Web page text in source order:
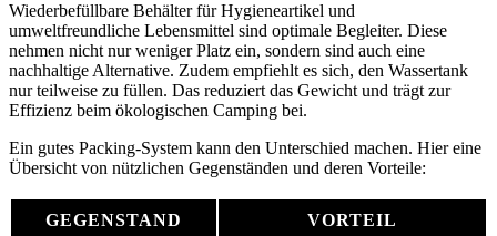
Wiederbefüllbare Behälter für Hygieneartikel und
umweltfreundliche Lebensmittel sind optimale Begleiter. Diese
nehmen nicht nur weniger Platz ein, sondern sind auch eine
nachhaltige Alternative. Zudem empfiehlt es sich, den Wassertank
nur teilweise zu füllen. Das reduziert das Gewicht und trägt zur
Effizienz beim ökologischen Camping bei.
Ein gutes Packing-System kann den Unterschied machen. Hier eine
Übersicht von nützlichen Gegenständen und deren Vorteile:
GEGENSTAND VORTEIL